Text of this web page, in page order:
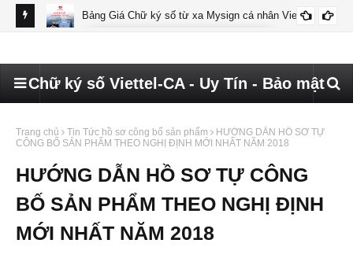
Bảng Giá Chữ ký số từ xa Mysign cá nhân Viettel
Chữ ký số Viettel-CA - Uy Tín - Bảo mật
Trang chủ Tin Tức hồ sơ công bố sản phẩm
HƯỚNG DẪN HỒ SƠ TỰ
CÔNG BỐ SẢN PHẨM THEO NGHỊ ĐỊNH MỚI NHẤT NĂM 2018
HƯỚNG DẪN HỒ SƠ TỰ CÔNG
BỐ SẢN PHẨM THEO NGHỊ ĐỊNH
MỚI NHẤT NĂM 2018